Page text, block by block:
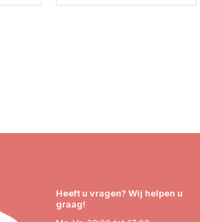
Heeft u vragen? Wij helpen u
graag!